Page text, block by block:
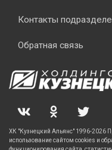
Контакты
Обратная связь
ХК "Кузнецкий Альянс" 1996-2026
использование сайтом cookies и